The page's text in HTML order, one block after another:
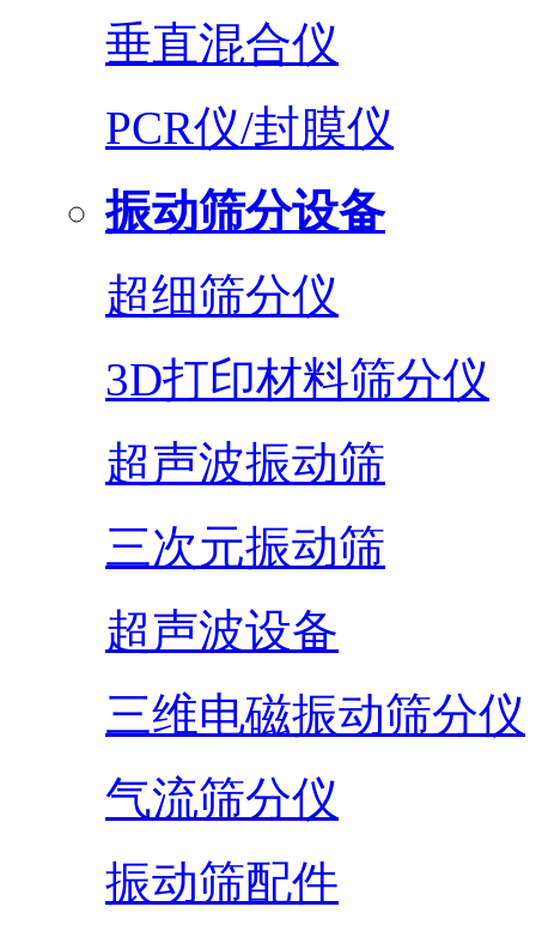
垂直混合仪
PCR仪/封膜仪
振动筛分设备
超细筛分仪
3D打印材料筛分仪
超声波振动筛
三次元振动筛
超声波设备
三维电磁振动筛分仪
气流筛分仪
振动筛配件